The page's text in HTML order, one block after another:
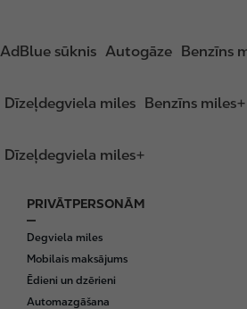
AdBlue sūknis Autogāze Benzīns
Dīzeļdegviela miles Benzīns
Dīzeļdegviela miles+
F
o
o
t
e
PRIVĀTPERSONĀM
Degviela miles
Mobilais maksājums
Ēdieni un dzērieni
Automazgāšana